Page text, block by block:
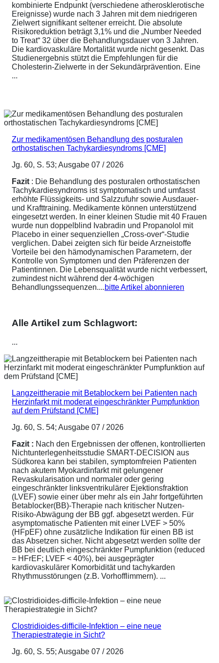
kombinierte Endpunkt (verschiedene atherosklerotische
Ereignisse) wurde nach 3 Jahren mit dem niedrigeren
Zielwert signifikant seltener erreicht. Die absolute
Risikoreduktion beträgt 3,1% und die „Number Needed
to Treat“ 32 über die Behandlungsdauer von 3 Jahren.
Die kardiovaskuläre Mortalität wurde nicht gesenkt. Das
Studienergebnis stützt die Empfehlungen für die
Cholesterin-Zielwerte in der Sekundärprävention. Eine
...
Zur medikamentösen Behandlung des posturalen
orthostatischen Tachykardiesyndroms [CME]
Jg. 60, S. 53; Ausgabe 07 / 2026
Fazit : Die Behandlung des posturalen orthostatischen
Tachykardiesyndroms ist symptomatisch und umfasst
erhöhte Flüssigkeits- und Salzzufuhr sowie Ausdauer-
und Krafttraining. Medikamente können unterstützend
eingesetzt werden. In einer kleinen Studie mit 40 Frauen
wurde nun doppelblind Ivabradin und Propanolol mit
Placebo in einer sequenziellen „Cross-over“-Studie
verglichen. Dabei zeigten sich für beide Arzneistoffe
Vorteile bei den hämodynamischen Parametern, der
Kontrolle von Symptomen und den Präferenzen der
Patientinnen. Die Lebensqualität wurde nicht verbessert,
zumindest nicht während der 4-wöchigen
Behandlungssequenzen....bitte Artikel abonnieren
Alle Artikel zum Schlagwort:
...
Langzeittherapie mit Betablockern bei Patienten nach
Herzinfarkt mit moderat eingeschränkter Pumpfunktion
auf dem Prüfstand [CME]
Jg. 60, S. 54; Ausgabe 07 / 2026
Fazit : Nach den Ergebnissen der offenen, kontrollierten
Nichtunterlegenheitsstudie SMART-DECISION aus
Südkorea kann bei stabilen, symptomfreien Patienten
nach akutem Myokardinfarkt mit gelungener
Revaskularisation und normaler oder gering
eingeschränkter linksventrikulärer Ejektionsfraktion
(LVEF) sowie einer über mehr als ein Jahr fortgeführten
Betablocker(BB)-Therapie nach kritischer Nutzen-
Risiko-Abwägung der BB ggf. abgesetzt werden. Für
asymptomatische Patienten mit einer LVEF > 50%
(HFpEF) ohne zusätzliche Indikation für einen BB ist
das Absetzen sicher. Nicht abgesetzt werden sollte der
BB bei deutlich eingeschränkter Pumpfunktion (reduced
= HFrEF; LVEF < 40%), bei ausgeprägter
kardiovaskulärer Komorbidität und tachykarden
Rhythmusstörungen (z.B. Vorhofflimmern). ...
Clostridioides-difficile-Infektion – eine neue
Therapiestrategie in Sicht?
Jg. 60, S. 55; Ausgabe 07 / 2026